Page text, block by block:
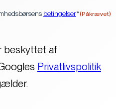
betingelser*(Påkrævet)
beskyttet af
Privatlivspolitik